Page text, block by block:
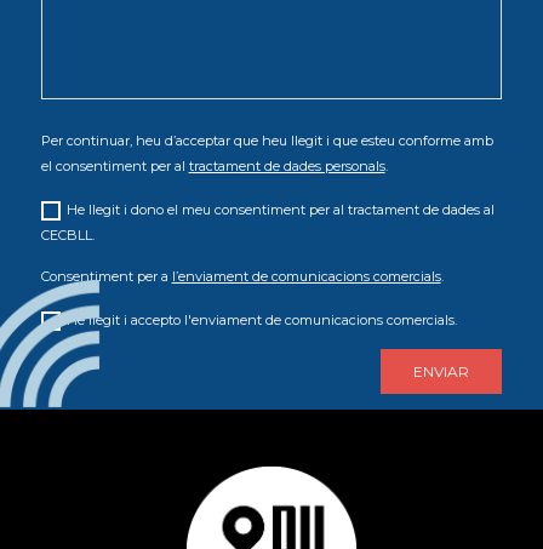
Per continuar, heu d’acceptar que heu llegit i que esteu conforme amb
el consentiment per al tractament de dades personals.
He llegit i dono el meu consentiment per al tractament de dades al
CECBLL.
Consentiment per a l’enviament de comunicacions comercials.
He llegit i accepto l'enviament de comunicacions comercials.